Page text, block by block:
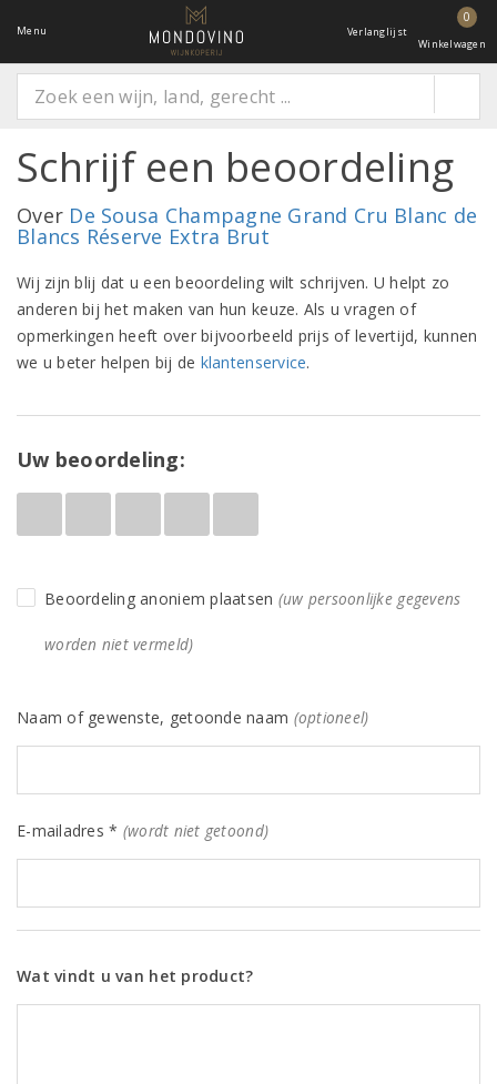
Menu Verlanglijst
0
Winkelwagen
Schrijf een beoordeling
Over De Sousa Champagne Grand Cru Blanc de
Blancs Réserve Extra Brut
Wij zijn blij dat u een beoordeling wilt schrijven. U helpt zo
anderen bij het maken van hun keuze. Als u vragen of
opmerkingen heeft over bijvoorbeeld prijs of levertijd, kunnen
we u beter helpen bij de klantenservice.
Uw beoordeling:
Beoordeling anoniem plaatsen (uw persoonlijke gegevens
worden niet vermeld)
Naam of gewenste, getoonde naam (optioneel)
E-mailadres * (wordt niet getoond)
Wat vindt u van het product?